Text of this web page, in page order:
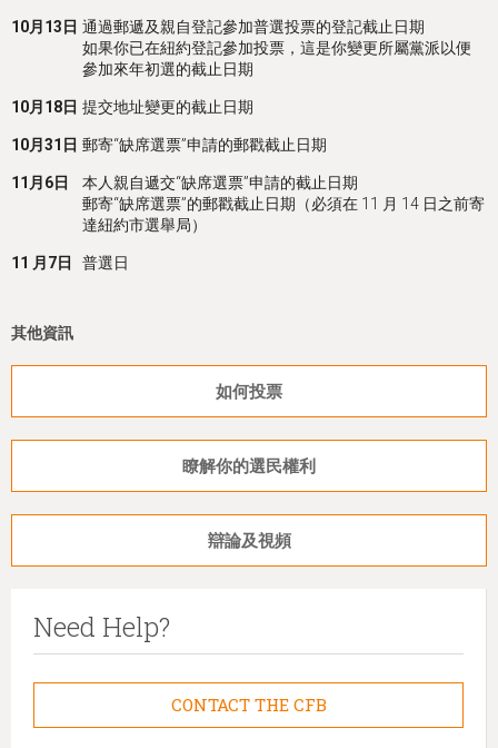
10月13日 通過郵遞及親自登記參加普選投票的登記截止日期
如果你已在紐約登記參加投票，這是你變更所屬黨派以便
參加來年初選的截止日期
10月18日 提交地址變更的截止日期
10月31日 郵寄“缺席選票”申請的郵戳截止日期
11月6日
本人親自遞交“缺席選票”申請的截止日期
郵寄“缺席選票”的郵戳截止日期（必須在 11 月 14 日之前寄
達紐約市選舉局）
11 月7日 普選日
其他資訊
如何投票
瞭解你的選民權利
辯論及視頻
Need Help?
CONTACT THE CFB